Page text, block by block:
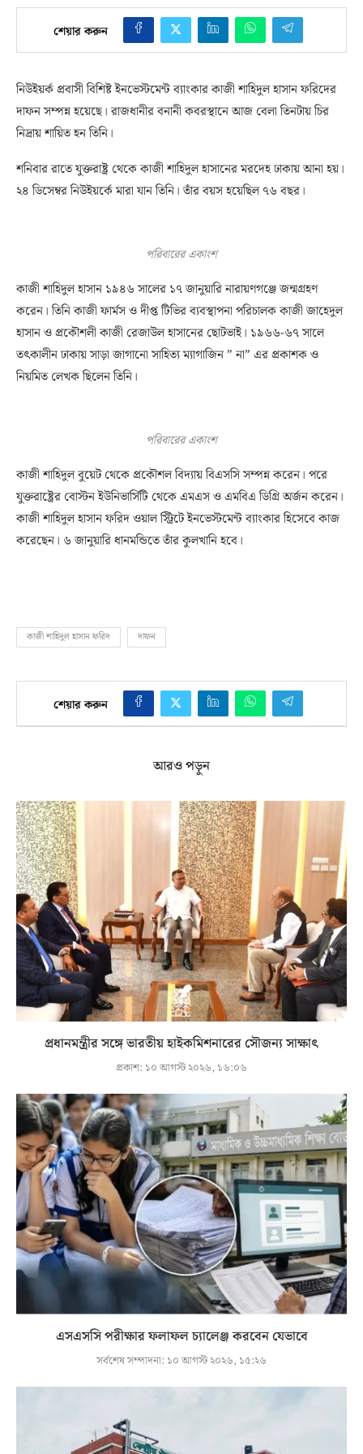
শেয়ার করুন
নিউইয়র্ক প্রবাসী বিশিষ্ট ইনভেস্টমেন্ট ব্যাংকার কাজী শাহিদুল হাসান ফরিদের
দাফন সম্পন্ন হয়েছে। রাজধানীর বনানী কবরস্থানে আজ বেলা তিনটায় চির
নিদ্রায় শায়িত হন তিনি।
শনিবার রাতে যুক্তরাষ্ট্র থেকে কাজী শাহিদুল হাসানের মরদেহ ঢাকায় আনা হয়।
২৪ ডিসেম্বর নিউইয়র্কে মারা যান তিনি। তাঁর বয়স হয়েছিল ৭৬ বছর।
পরিবারের একাংশ
কাজী শাহিদুল হাসান ১৯৪৬ সালের ১৭ জানুয়ারি নারায়ণগঞ্জে জন্মগ্রহণ
করেন। তিনি কাজী ফার্মস ও দীপ্ত টিভির ব্যবস্থাপনা পরিচালক কাজী জাহেদুল
হাসান ও প্রকৌশলী কাজী রেজাউল হাসানের ছোটভাই। ১৯৬৬-৬৭ সালে
তৎকালীন ঢাকায় সাড়া জাগানো সাহিত্য ম্যাগাজিন ” না” এর প্রকাশক ও
নিয়মিত লেখক ছিলেন তিনি।
পরিবারের একাংশ
কাজী শাহিদুল বুয়েট থেকে প্রকৌশল বিদ্যায় বিএসসি সম্পন্ন করেন। পরে
যুক্তরাষ্ট্রের বোস্টন ইউনিভার্সিটি থেকে এমএস ও এমবিএ ডিগ্রি অর্জন করেন।
কাজী শাহিদুল হাসান ফরিদ ওয়াল স্ট্রিটে ইনভেস্টমেন্ট ব্যাংকার হিসেবে কাজ
করেছেন। ৬ জানুয়ারি ধানমন্ডিতে তাঁর কুলখানি হবে।
কাজী শাহিদুল হাসান ফরিদ দাফন
শেয়ার করুন
আরও পড়ুন
প্রধানমন্ত্রীর সঙ্গে ভারতীয় হাইকমিশনারের সৌজন্য সাক্ষাৎ
প্রকাশ: ১০ আগস্ট ২০২৬, ১৬:০৬
এসএসসি পরীক্ষার ফলাফল চ্যালেঞ্জ করবেন যেভাবে
সর্বশেষ সম্পাদনা: ১০ আগস্ট ২০২৬, ১৫:২৬